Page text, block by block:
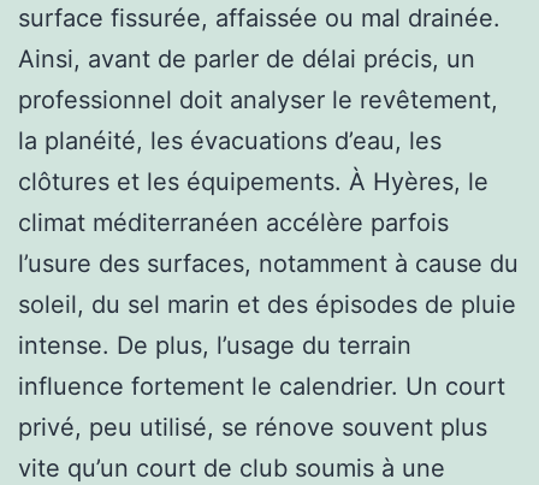
surface fissurée, affaissée ou mal drainée.
Ainsi, avant de parler de délai précis, un
professionnel doit analyser le revêtement,
la planéité, les évacuations d’eau, les
clôtures et les équipements. À Hyères, le
climat méditerranéen accélère parfois
l’usure des surfaces, notamment à cause du
soleil, du sel marin et des épisodes de pluie
intense. De plus, l’usage du terrain
influence fortement le calendrier. Un court
privé, peu utilisé, se rénove souvent plus
vite qu’un court de club soumis à une